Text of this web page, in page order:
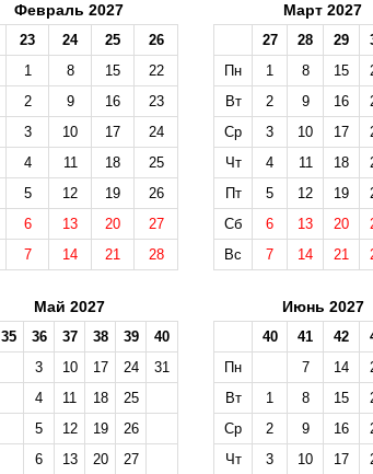
Февраль 2027
23 24 25
26
1 8 15
22
2 9 16
23
3 10 17
24
4 11 18
25
5 12 19
26
6 13 20
27
7 14 21 28
Март 2027
27 28 29
Пн
1 8 15
Вт
2 9 16
Ср
3 10 17
Чт
4 11 18
Пт
5 12 19
Сб
6 13 20
Вс
7 14 21
Май 2027
35 36 37 38 39
40
3 10 17 24
31
4 11 18
25
5 12 19
26
6 13 20 27
Июнь 2027
40 41 42
Пн
7 14
Вт
1 8 15
Ср
2 9 16
Чт
3 10 17